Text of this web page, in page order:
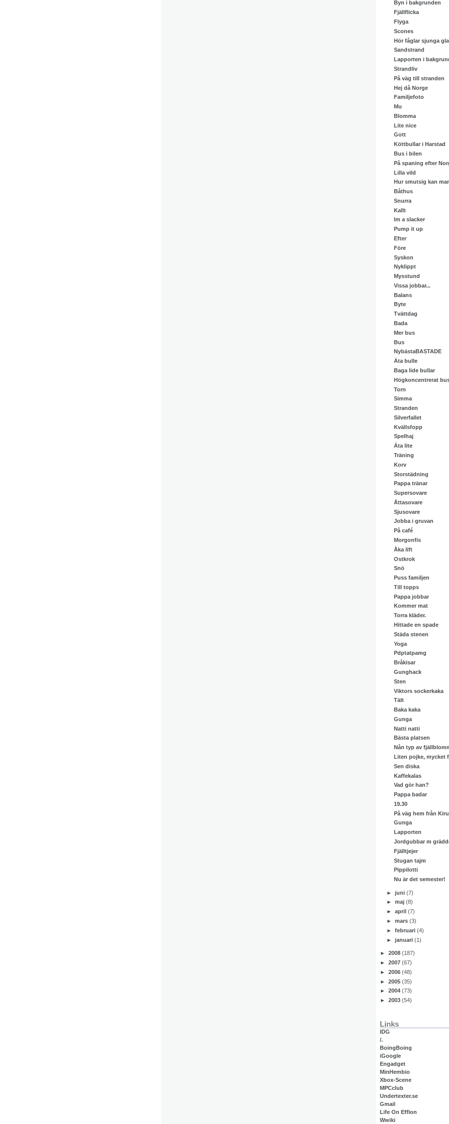
Byn i bakgrunden
Fjällflicka
Flyga
Scones
Hör fåglar sjunga
Sandstrand
Lapporten i
Strandliv
På väg till stranden
Hej då Norge
Familjefoto
Mu
Blomma
Lite nice
Gott
Köttbullar i Harstad
Bus i bilen
På spaning efter
Lilla vild
Hur smutsig kan
Båthus
Snurra
Kallt
Im a slacker
Pump it up
Efter
Före
Syskon
Nyklippt
Mysstund
Vissa jobbar...
Balans
Byte
Tvättdag
Bada
Mer bus
Bus
NybästaBASTADE
Äta bulle
Baga lide bullar
Högkoncentrerat
Torn
Simma
Stranden
Silverfallet
Kvällsfopp
Spelhaj
Äta lite
Träning
Korv
Storstädning
Pappa tränar
Supersovare
Åttasovare
Sjusovare
Jobba i gruvan
På café
Morgonfis
Åka lift
Ostkrok
Snö
Puss familjen
Till topps
Pappa jobbar
Kommer mat
Torra kläder.
Hittade en spade
Städa stenen
Yoga
Pdptatpamg
Bråkisar
Gunghack
Sten
Viktors sockerkaka
Tält
Baka kaka
Gunga
Natti natti
Bästa platsen
Nån typ av
Liten pojke, mycket
Sen diska
Kaffekalas
Vad gör han?
Pappa badar
19.30
På väg hem från
Gunga
Lapporten
Jordgubbar m
Fjälltjejer
Stugan tajm
Pippilotti
Nu är det semester!
►juni(7)
►maj(8)
►april(7)
►mars(3)
►februari(4)
►januari(1)
► 2008 (187)
► 2007 (67)
► 2006 (48)
► 2005 (35)
► 2004 (73)
► 2003 (54)
Links
IDG
/.
BoingBoing
iGoogle
Engadget
MinHembio
Xbox-Scene
MPCclub
Undertexter.se
Gmail
Life On Efflon
Wwiki